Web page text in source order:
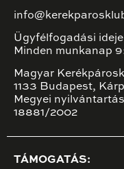
Ügyfélfogadási
Minden munkanap
Magyar
1133 Budapest,
Megyei
18881/2002
TÁMOGATÁS: